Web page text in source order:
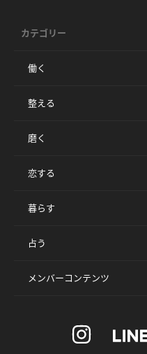
カテゴリー
働く
整える
磨く
恋する
暮らす
占う
メンバーコンテンツ